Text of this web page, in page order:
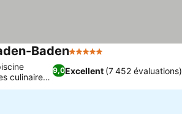
Baden5 Étoiles
9,0Excellent (7 452 évaluations)
culinaires